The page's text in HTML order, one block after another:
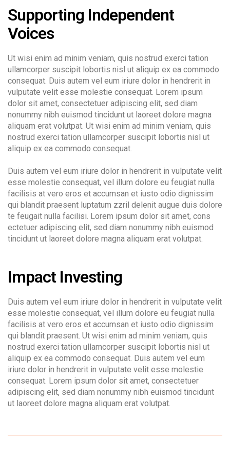
Supporting Independent
Voices
Ut wisi enim ad minim veniam, quis nostrud exerci tation
ullamcorper suscipit lobortis nisl ut aliquip ex ea commodo
consequat. Duis autem vel eum iriure dolor in hendrerit in
vulputate velit esse molestie consequat. Lorem ipsum
dolor sit amet, consectetuer adipiscing elit, sed diam
nonummy nibh euismod tincidunt ut laoreet dolore magna
aliquam erat volutpat. Ut wisi enim ad minim veniam, quis
nostrud exerci tation ullamcorper suscipit lobortis nisl ut
aliquip ex ea commodo consequat.
Duis autem vel eum iriure dolor in hendrerit in vulputate velit
esse molestie consequat, vel illum dolore eu feugiat nulla
facilisis at vero eros et accumsan et iusto odio dignissim
qui blandit praesent luptatum zzril delenit augue duis dolore
te feugait nulla facilisi. Lorem ipsum dolor sit amet, cons
ectetuer adipiscing elit, sed diam nonummy nibh euismod
tincidunt ut laoreet dolore magna aliquam erat volutpat.
Impact Investing
Duis autem vel eum iriure dolor in hendrerit in vulputate velit
esse molestie consequat, vel illum dolore eu feugiat nulla
facilisis at vero eros et accumsan et iusto odio dignissim
qui blandit praesent. Ut wisi enim ad minim veniam, quis
nostrud exerci tation ullamcorper suscipit lobortis nisl ut
aliquip ex ea commodo consequat. Duis autem vel eum
iriure dolor in hendrerit in vulputate velit esse molestie
consequat. Lorem ipsum dolor sit amet, consectetuer
adipiscing elit, sed diam nonummy nibh euismod tincidunt
ut laoreet dolore magna aliquam erat volutpat.